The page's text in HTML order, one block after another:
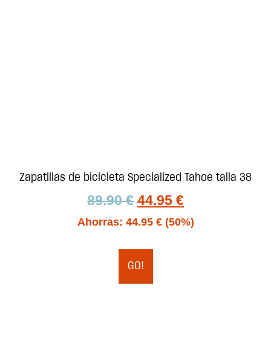
Zapatillas de bicicleta Specialized Tahoe talla 38
89.90€ 44.95 €
Ahorras: 44.95 € (50%)
GO!